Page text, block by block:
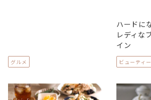
グルメ
ハードに
レディな
イン
ビューティー